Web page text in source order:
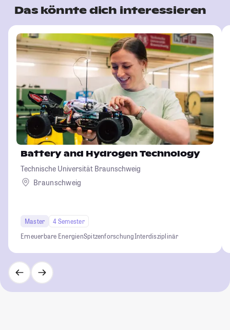
Das könnte dich interessieren
Battery and Hydrogen Technology
Technische Universität Braunschweig
Braunschweig
Master
4 Semester
Erneuerbare EnergienSpitzenforschungInterdisziplinär